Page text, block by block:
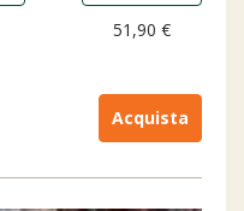
51,90 €
Acquista